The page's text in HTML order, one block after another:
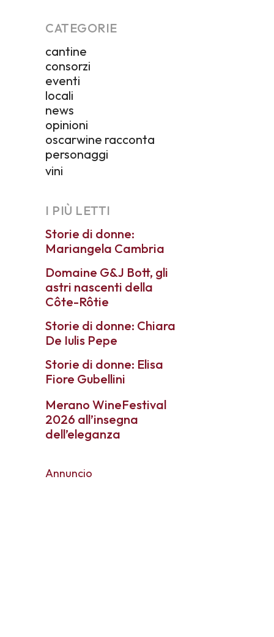
CATEGORIE
cantine
consorzi
eventi
locali
news
opinioni
oscarwine racconta
personaggi
vini
I PIÙ LETTI
Storie di donne:
Mariangela Cambria
Domaine G&J Bott, gli
astri nascenti della
Côte-Rôtie
Storie di donne: Chiara
De Iulis Pepe
Storie di donne: Elisa
Fiore Gubellini
Merano WineFestival
2026 all’insegna
dell’eleganza
Annuncio